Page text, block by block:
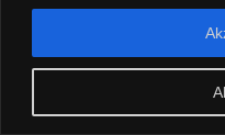
Falls dir der
ist, wende dich
bzw.